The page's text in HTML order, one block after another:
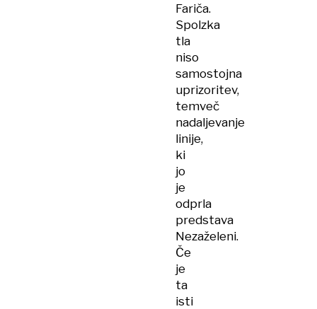
Fariča.
Spolzka
tla
niso
samostojna
uprizoritev,
temveč
nadaljevanje
linije,
ki
jo
je
odprla
predstava
Nezaželeni.
Če
je
ta
isti